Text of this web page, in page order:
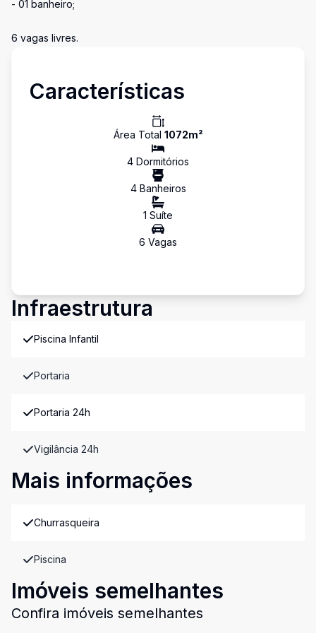
- 01 banheiro;
6 vagas livres.
Características
Área Total 1072m²
4 Dormitórios
4Banheiros
1 Suíte
6 Vagas
Infraestrutura
Piscina Infantil
Portaria
Portaria 24h
Vigilância 24h
Mais informações
Churrasqueira
Piscina
Imóveis semelhantes
Confira imóveis semelhantes